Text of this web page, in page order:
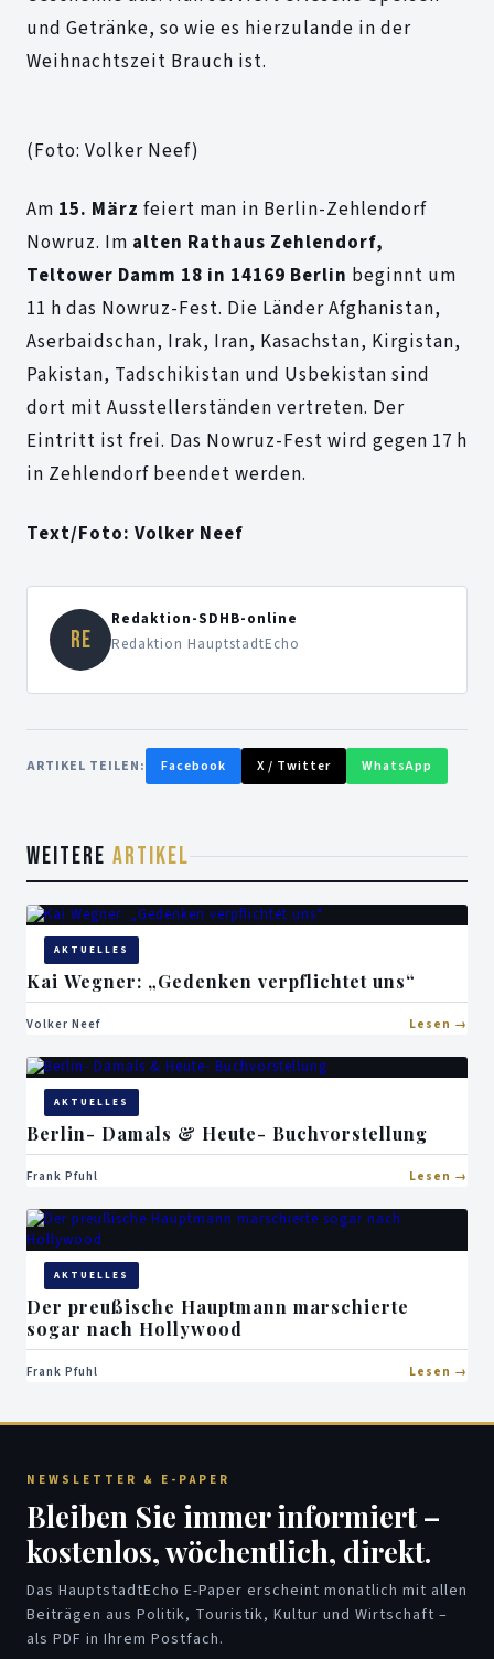
und Getränke, so wie es hierzulande in der
Weihnachtszeit Brauch ist.
(Foto: Volker Neef)
Am 15. März feiert man in Berlin-Zehlendorf
Nowruz. Im alten Rathaus Zehlendorf,
Teltower Damm 18 in 14169 Berlin beginnt um
11 h das Nowruz-Fest. Die Länder Afghanistan,
Aserbaidschan, Irak, Iran, Kasachstan, Kirgistan,
Pakistan, Tadschikistan und Usbekistan sind
dort mit Ausstellerständen vertreten. Der
Eintritt ist frei. Das Nowruz-Fest wird gegen 17 h
in Zehlendorf beendet werden.
Text/Foto: Volker Neef
RE
Redaktion-SDHB-online
Redaktion HauptstadtEcho
ARTIKEL TEILEN: Facebook X / Twitter WhatsApp
WEITERE ARTIKEL
AKTUELLES
Kai Wegner: „Gedenken verpflichtet uns“
Volker Neef Lesen
AKTUELLES
Berlin- Damals & Heute- Buchvorstellung
Frank Pfuhl Lesen
AKTUELLES
Der preußische Hauptmann marschierte
sogar nach Hollywood
Frank Pfuhl Lesen
NEWSLETTER & E-PAPER
Bleiben Sie immer informiert –
kostenlos, wöchentlich, direkt.
Das HauptstadtEcho E-Paper erscheint monatlich mit allen
Beiträgen aus Politik, Touristik, Kultur und Wirtschaft –
als PDF in Ihrem Postfach.